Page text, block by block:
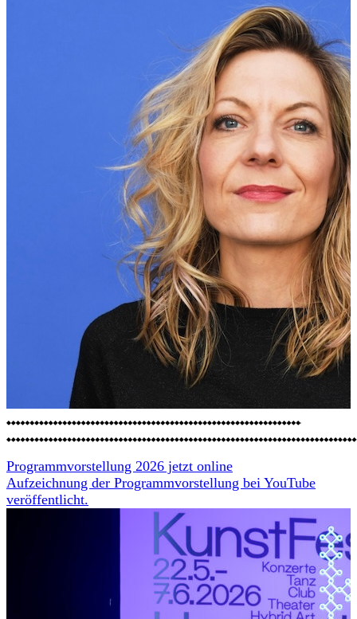
Programmvorstellung 2026 jetzt online
Aufzeichnung der Programmvorstellung bei YouTube
veröffentlicht.